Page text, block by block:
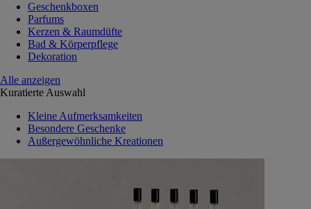
Geschenkboxen
Parfums
Kerzen & Raumdüfte
Bad & Körperpflege
Dekoration
Alle anzeigen
Kuratierte Auswahl
Kleine Aufmerksamkeiten
Besondere Geschenke
Außergewöhnliche Kreationen